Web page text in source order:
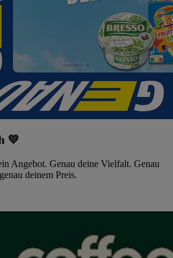
💛
Angebot. Genau deine Vielfalt. Genau
deinem Preis.